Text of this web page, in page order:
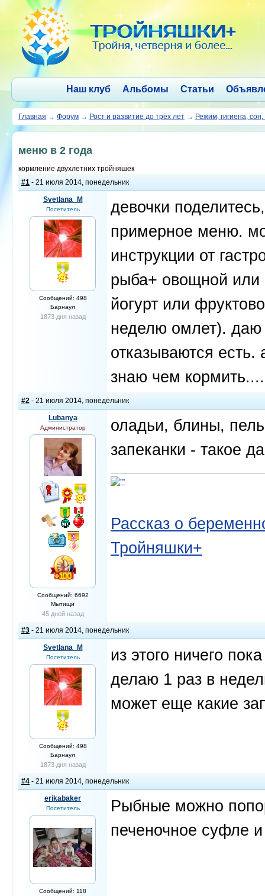
Наш клуб Альбомы Статьи
Главная → Форум → Рост и развитие до трёх лет → Режим, гигиена,
меню в 2 года
кормление двухлетних тройняшек
#1 - 21 июля 2014, понедельник
Svetlana_M
Посетитель
Сообщений: 498
Барнаул
1873 дня назад
девочки
примерное меню.
инструкции от
рыба+ овощной или
йогурт или
неделю омлет). даю
отказываются
знаю чем
#2 - 21 июля 2014, понедельник
Lubanya
Администратор
Сообщений: 6692
Мытищи
45 дней назад
оладьи, блины,
запеканки - такое
Рассказ о
Тройняшки+
#3 - 21 июля 2014, понедельник
Svetlana_M
Посетитель
Сообщений: 498
Барнаул
1873 дня назад
из этого ничего
делаю 1 раз в
может еще какие
#4 - 21 июля 2014, понедельник
erikabaker
Посетитель
Сообщений: 118
Рыбные можно
печеночное суфле